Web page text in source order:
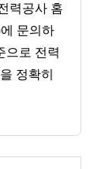
력공사 홈
문의하
으로 전력
정확히